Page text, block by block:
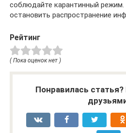
соблюдайте карантинный режим.
остановить распространение
Рейтинг
( Пока оценок нет )
Понравилась